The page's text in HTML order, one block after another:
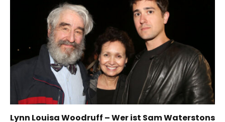
Lynn Louisa Woodruff – Wer ist Sam Waterstons